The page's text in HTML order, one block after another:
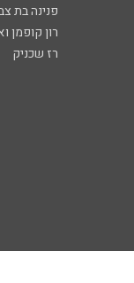
פנינה בת
רון קופמן
רז שכניק